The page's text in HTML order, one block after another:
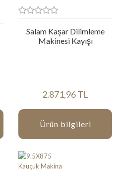
Salam Kaşar Dilimleme
Makinesi Kayışı
2.871,96 TL
Ürün bilgileri